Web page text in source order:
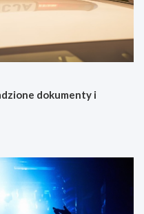
dokumenty i